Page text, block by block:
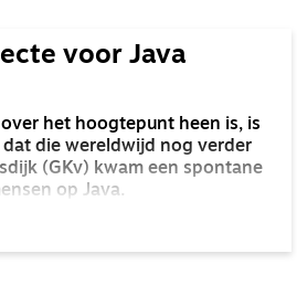
voor Java
het hoogtepunt heen is, is
die wereldwijd nog verder
(GKv) kwam een spontane
op Java.